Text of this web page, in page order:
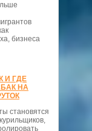
бизнеса
И ГДЕ
НА
становятся